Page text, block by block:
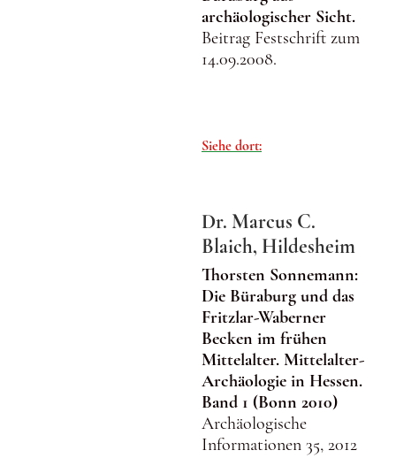
archäologischer Sicht.
Beitrag Festschrift zum
14.09.2008.
Siehe dort:
Dr. Marcus C.
Blaich, Hildesheim
Thorsten Sonnemann:
Die Büraburg und das
Fritzlar-Waberner
Becken im frühen
Mittelalter. Mittelalter-
Archäologie in Hessen.
Band 1 (Bonn 2010)
Archäologische
Informationen 35, 2012